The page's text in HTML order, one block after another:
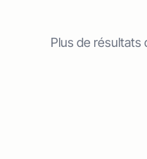
Plus de résultats